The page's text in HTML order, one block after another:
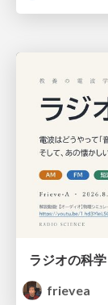
ラジオの科学
frievea